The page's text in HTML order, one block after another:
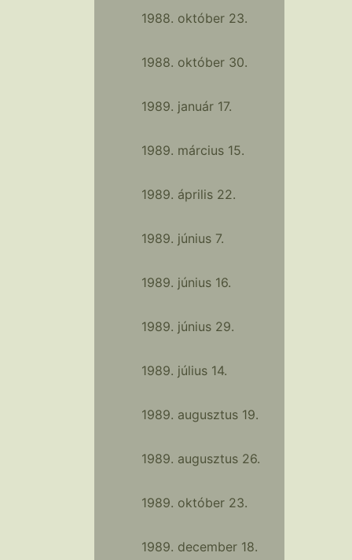
1988. október 23.
1988. október 30.
1989. január 17.
1989. március 15.
1989. április 22.
1989. június 7.
1989. június 16.
1989. június 29.
1989. július 14.
1989. augusztus 19.
1989. augusztus 26.
1989. október 23.
1989. december 18.